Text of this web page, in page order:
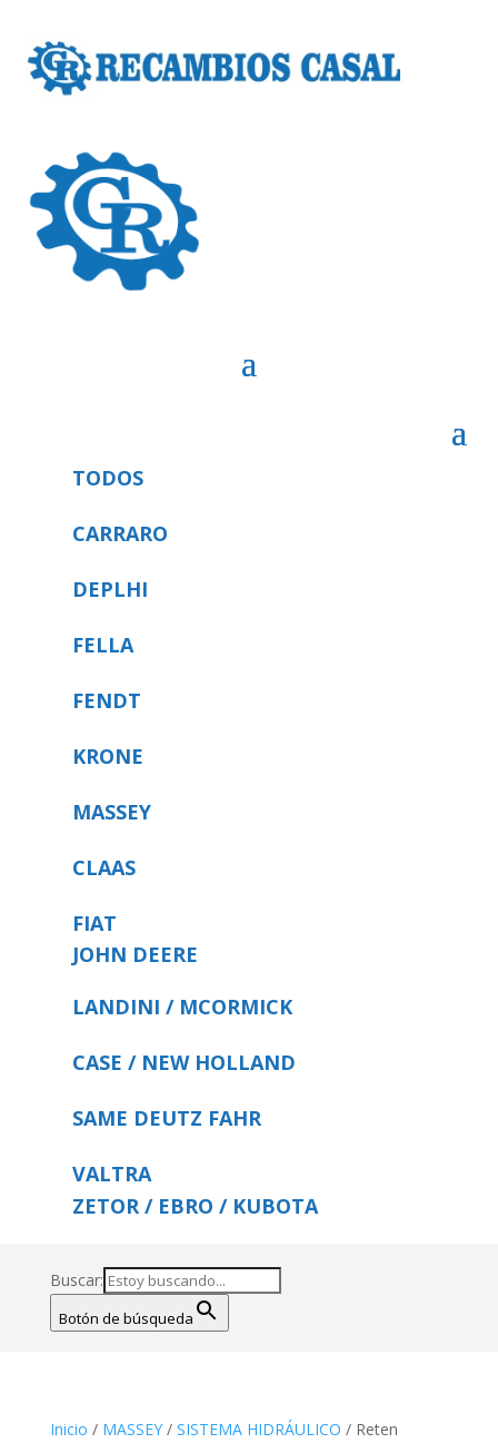
TODOS
CARRARO
DEPLHI
FELLA
FENDT
KRONE
MASSEY
CLAAS
FIAT
JOHN DEERE
LANDINI / MCORMICK
CASE / NEW HOLLAND
SAME DEUTZ FAHR
VALTRA
ZETOR / EBRO / KUBOTA
Buscar:
Botón de búsqueda
Inicio / MASSEY/ SISTEMA HIDRÁULICO / Reten